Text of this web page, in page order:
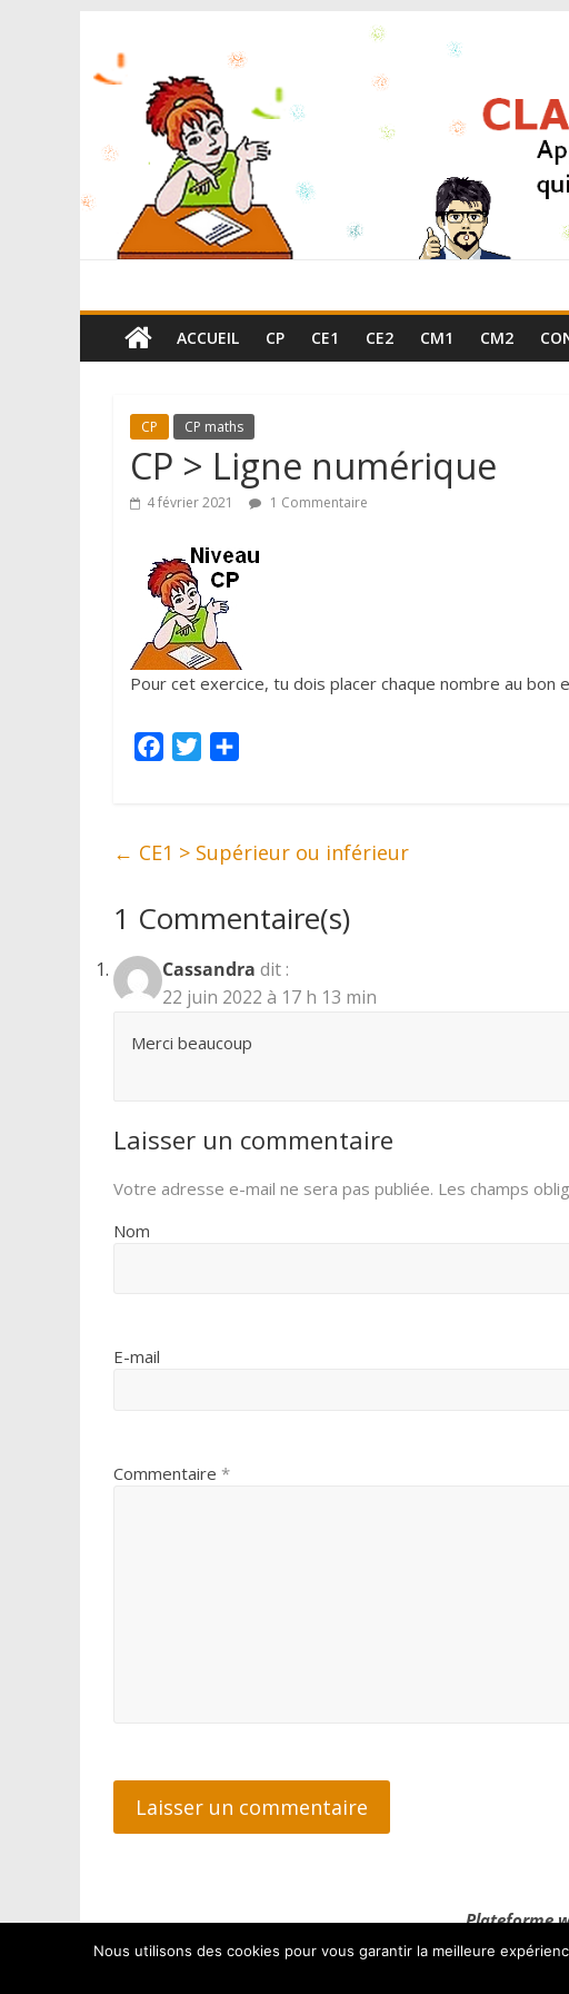
ACCUEIL CP CE1 CE2 CM1 CM2
CP CP maths
CP > Ligne numérique
4 février 2021 1 Commentaire
Pour cet exercice, tu dois placer chaque nombre au bon
b
o
t
r
a
e
← CE1 > Supérieur ou inférieur
1 Commentaire(s)
Cassandra dit :
22 juin 2022 à 17 h 13 min
Merci beaucoup
Laisser un commentaire
Votre adresse e-mail ne sera pas publiée. Les champs
Nom
E-mail
Commentaire *
Plateforme
Nous utilisons des cookies pour vous garantir la meilleure